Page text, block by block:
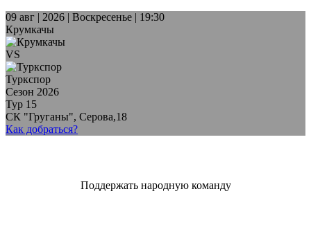
09 авг | 2026 | Воскресенье | 19:30
Крумкачы
VS
Туркспор
Сезон 2026
Тур 15
СК "Груганы", Серова,18
Как добраться?
Поддержать народную команду